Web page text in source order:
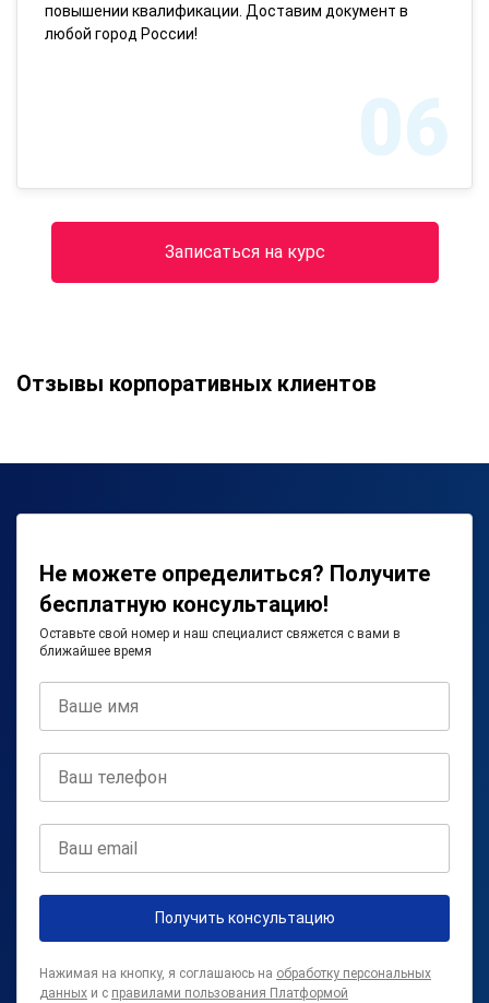
повышении квалификации. Доставим документ в
любой город России!
06
Записаться на курс
Отзывы корпоративных клиентов
Не можете определиться? Получите
бесплатную консультацию!
Оставьте свой номер и наш специалист свяжется с вами в
ближайшее время
Получить консультацию
Нажимая на кнопку, я соглашаюсь на обработку персональных
данных и с правилами пользования Платформой